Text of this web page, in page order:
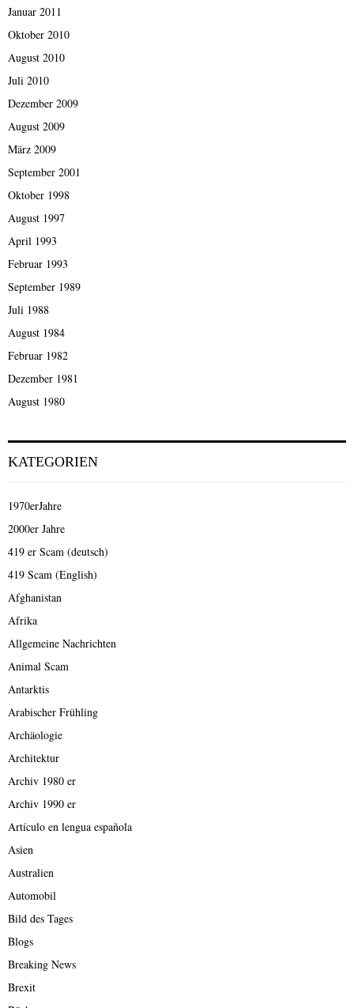
Januar 2011
Oktober 2010
August 2010
Juli 2010
Dezember 2009
August 2009
März 2009
September 2001
Oktober 1998
August 1997
April 1993
Februar 1993
September 1989
Juli 1988
August 1984
Februar 1982
Dezember 1981
August 1980
KATEGORIEN
1970erJahre
2000er Jahre
419 er Scam (deutsch)
419 Scam (English)
Afghanistan
Afrika
Allgemeine Nachrichten
Animal Scam
Antarktis
Arabischer Frühling
Archäologie
Architektur
Archiv 1980 er
Archiv 1990 er
Artículo en lengua española
Asien
Australien
Automobil
Bild des Tages
Blogs
Breaking News
Brexit